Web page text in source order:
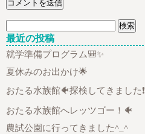
索:
最近の投稿
就学準備プログラム🎒✨
夏休みのお出かけ🌟
おたる水族館🐠探検してきました❗
おたる水族館へレッツゴー！🐠
農試公園に行ってきました^_^